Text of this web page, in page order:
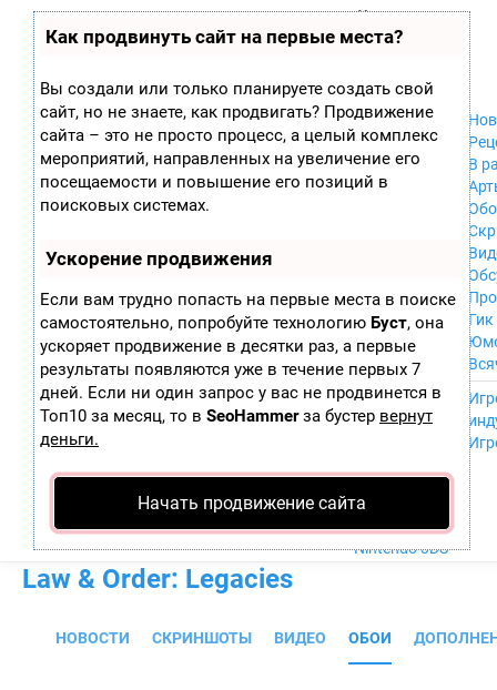
Как продвинуть сайт на первые места?
Вы создали или только планируете создать свой
сайт, но не знаете, как продвигать? Продвижение
сайта – это не просто процесс, а целый комплекс
мероприятий, направленных на увеличение его
посещаемости и повышение его позиций в
поисковых системах.
Ускорение продвижения
Если вам трудно попасть на первые места в поиске
самостоятельно, попробуйте технологию Буст, она
ускоряет продвижение в десятки раз, а первые
результаты появляются уже в течение первых 7
дней. Если ни один запрос у вас не продвинется в
Топ10 за месяц, то в SeoHammerза бустер вернут
деньги.
Начать продвижение сайта
играх
П
ла
ф
ор
м
ы
Xbox 360
Xbox
GameCube
PS2
PS3
Android
iPhone, iPod,
iPad
MacOS
Sega Mega Drive
NES
Wii U
PS4
Xbox One
Nintendo 3DS
В
Гик
Law & Order: Legacies
НОВОСТИ СКРИНШОТЫ ВИДЕО ОБОИ